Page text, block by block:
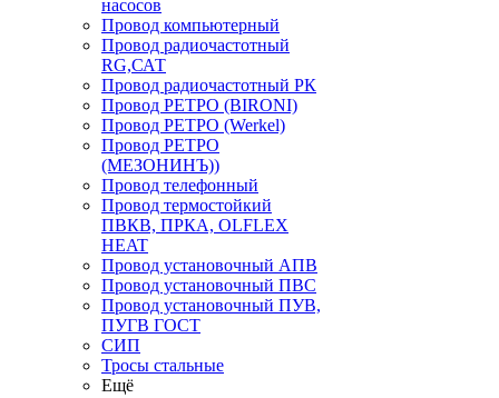
насосов
Провод компьютерный
Провод радиочастотный
RG,САТ
Провод радиочастотный РК
Провод РЕТРО (BIRONI)
Провод РЕТРО (Werkel)
Провод РЕТРО
(МЕЗОНИНЪ))
Провод телефонный
Провод термостойкий
ПВКВ, ПРКА, OLFLEX
HEAT
Провод установочный АПВ
Провод установочный ПВС
Провод установочный ПУВ,
ПУГВ ГОСТ
СИП
Тросы стальные
Ещё